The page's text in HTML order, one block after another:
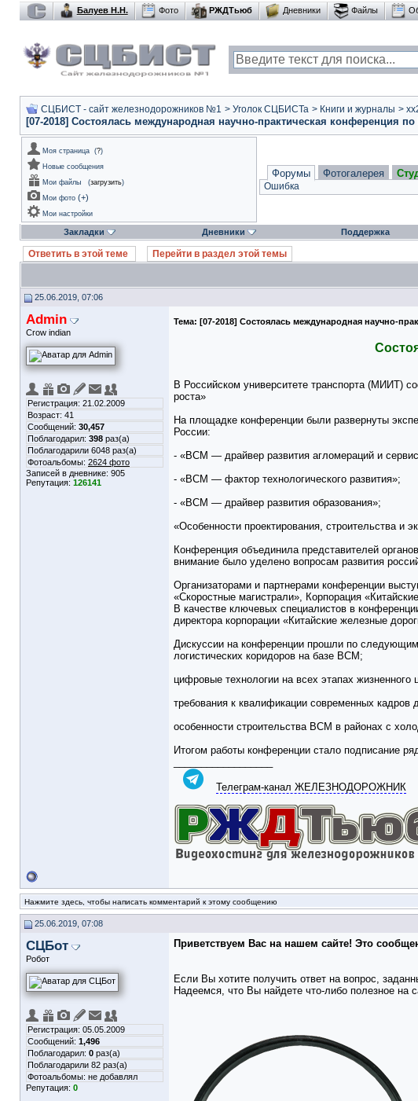
Балуев Н.Н. Фото РЖДТьюб Дневники Файлы
СЦБИСТ - сайт железнодорожников №1 > Уголок СЦБИСТа > Книги и журналы >
[07-2018] Состоялась международная научно-практическая конференция
Моя страница (?)
Новые сообщения
Мои файлы
(загрузить)
Мои фото (+)
Мои настройки
Форумы Фотогалерея
Ошибка
Закладки Дневники Поддержка
Ответить в этой теме Перейти в раздел этой темы
25.06.2019, 07:06
Admin
Crow indian
Регистрация: 21.02.2009
Возраст: 41
Сообщений: 30,457
Поблагодарил: 398 раз(а)
Поблагодарили 6048 раз(а)
Фотоальбомы: 2624 фото
Записей в дневнике: 905
Репутация: 126141
Тема: [07-2018] Состоялась международная научно-
В Российском университете транспорта (МИИТ)
роста»
На площадке конференции были развернуты
России:
- «ВСМ — драйвер развития агломераций и
- «ВСМ — фактор технологического развития»;
- «ВСМ — драйвер развития образования»;
«Особенности проектирования, строительства
Конференция объединила представителей
внимание было уделено вопросам развития
Организаторами и партнерами конференции
«Скоростные магистрали», Корпорация
В качестве ключевых специалистов в
директора корпорации «Китайские железные
Дискуссии на конференции прошли по
логистических коридоров на базе ВСМ;
цифровые технологии на всех этапах
требования к квалификации современных
особенности строительства ВСМ в районах с
Итогом работы конференции стало подписание
Телеграм-канал ЖЕЛЕЗНОДОРОЖНИК
Нажмите здесь, чтобы написать комментарий к этому сообщению
25.06.2019, 07:08
СЦБот
Робот
Регистрация: 05.05.2009
Сообщений: 1,496
Поблагодарил: 0 раз(а)
Поблагодарили 82 раз(а)
Фотоальбомы: не добавлял
Репутация: 0
Приветствуем Вас на нашем сайте! Это
Если Вы хотите получить ответ на вопрос,
Надеемся, что Вы найдете что-либо полезное на